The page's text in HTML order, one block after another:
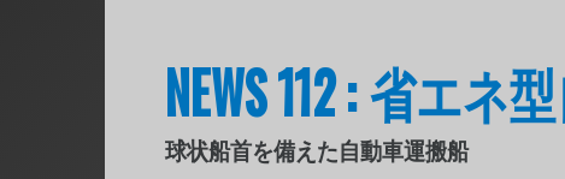
NEWS 112 : 省エ
球状船首を備えた自動車運搬船